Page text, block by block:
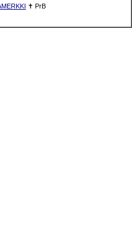
✝ PrB